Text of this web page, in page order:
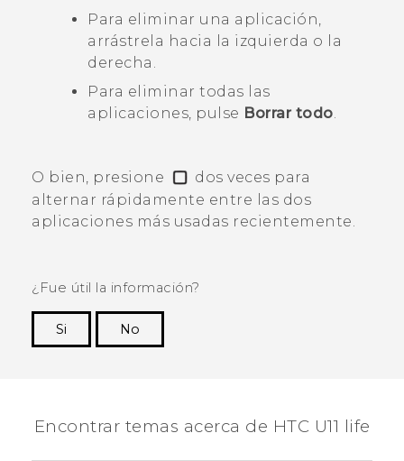
Para eliminar una aplicación,
arrástrela hacia la izquierda o la
derecha.
Para eliminar todas las
aplicaciones, pulse Borrar todo
O bien, presione
dos veces para
alternar rápidamente entre las dos
aplicaciones más usadas recientemente.
¿Fue útil la información?
Si
No
Encontrar temas acerca de HTC U11 life